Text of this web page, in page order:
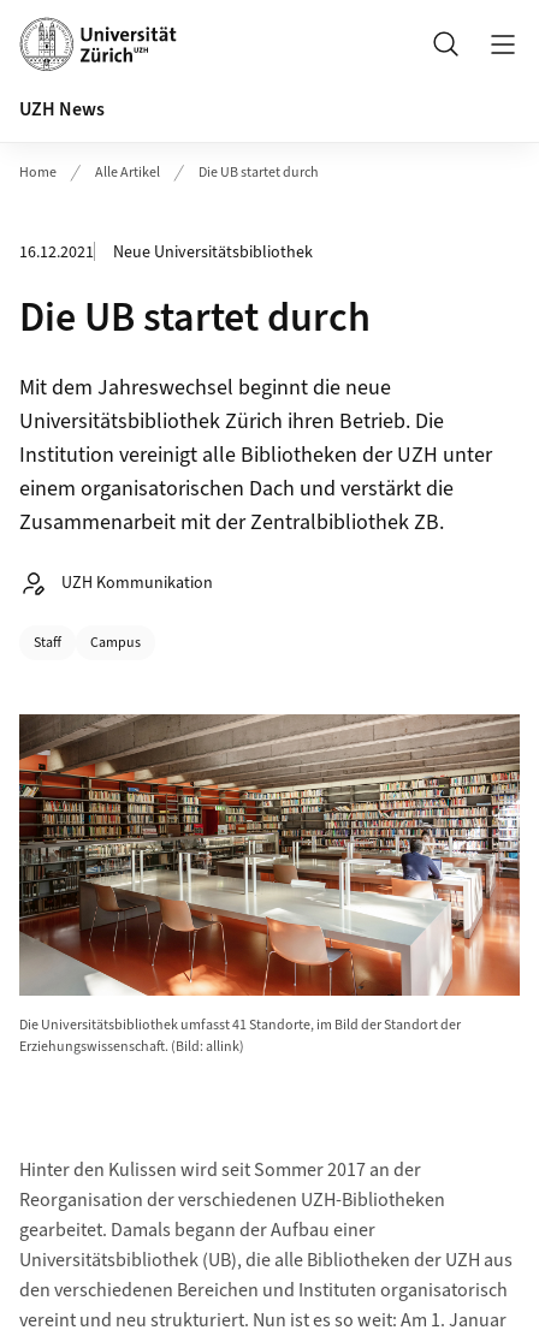
Header
Suche
UZH News
Home Alle Artikel Die UB startet durch
16.12.2021 Neue Universitätsbibliothek
Die UB startet durch
Mit dem Jahreswechsel beginnt die neue
Universitätsbibliothek Zürich ihren Betrieb. Die
Institution vereinigt alle Bibliotheken der UZH unter
einem organisatorischen Dach und verstärkt die
Zusammenarbeit mit der Zentralbibliothek ZB.
Autor:
UZH Kommunikation
Kategorien
Staff Campus
Die Universitätsbibliothek umfasst 41 Standorte, im Bild der Standort der
Erziehungswissenschaft. (Bild: allink)
Hinter den Kulissen wird seit Sommer 2017 an der
Reorganisation der verschiedenen UZH-Bibliotheken
gearbeitet. Damals begann der Aufbau einer
Universitätsbibliothek (UB), die alle Bibliotheken der UZH aus
den verschiedenen Bereichen und Instituten organisatorisch
vereint und neu strukturiert. Nun ist es so weit: Am 1. Januar